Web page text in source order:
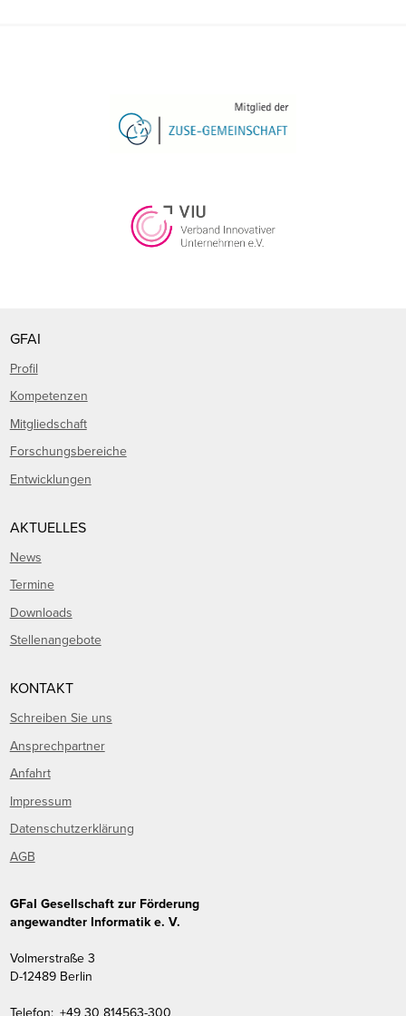
GFAI
Profil
Kompetenzen
Mitgliedschaft
Forschungsbereiche
Entwicklungen
AKTUELLES
News
Termine
Downloads
Stellenangebote
KONTAKT
Schreiben Sie uns
Ansprechpartner
Anfahrt
Impressum
Datenschutzerklärung
AGB
GFaI Gesellschaft zur Förderung
angewandter Informatik e. V.
Volmerstraße 3
D-12489 Berlin
Telefon: +49 30 814563-300